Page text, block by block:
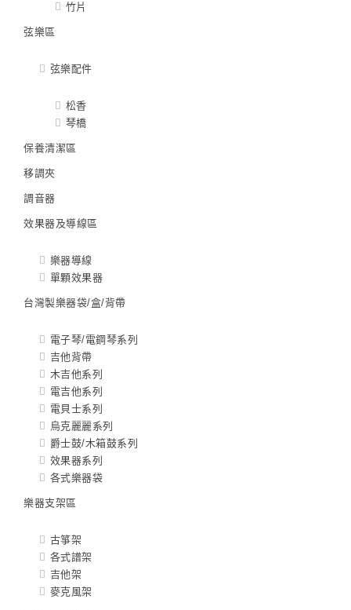
竹片
弦樂區
弦樂配件
松香
琴橋
保養清潔區
移調夾
調音器
效果器及導線區
樂器導線
單顆效果器
台灣製樂器袋/盒/背帶
電子琴/電鋼琴系列
吉他背帶
木吉他系列
電吉他系列
電貝士系列
烏克麗麗系列
爵士鼓/木箱鼓系列
效果器系列
各式樂器袋
樂器支架區
古箏架
各式譜架
吉他架
麥克風架